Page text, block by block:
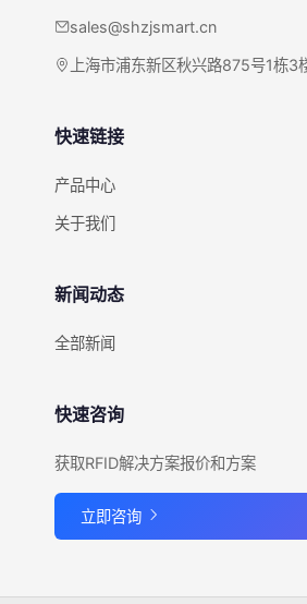
sales@shzjsmart.cn
上海市浦东新区秋兴路875号1栋3
快速链接
产品中心
关于我们
新闻动态
全部新闻
快速咨询
获取RFID解决方案报价和方案
立即咨询